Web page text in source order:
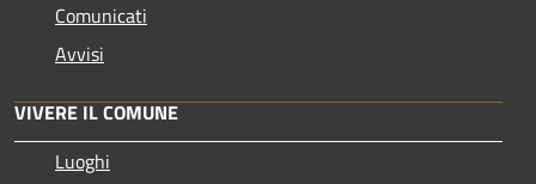
Comunicati
Avvisi
VIVERE IL COMUNE
Luoghi